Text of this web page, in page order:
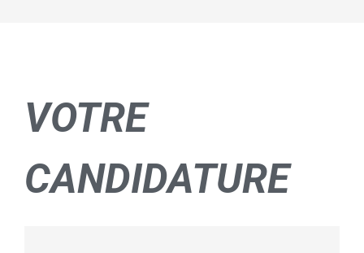
VOTRE
CANDIDATURE